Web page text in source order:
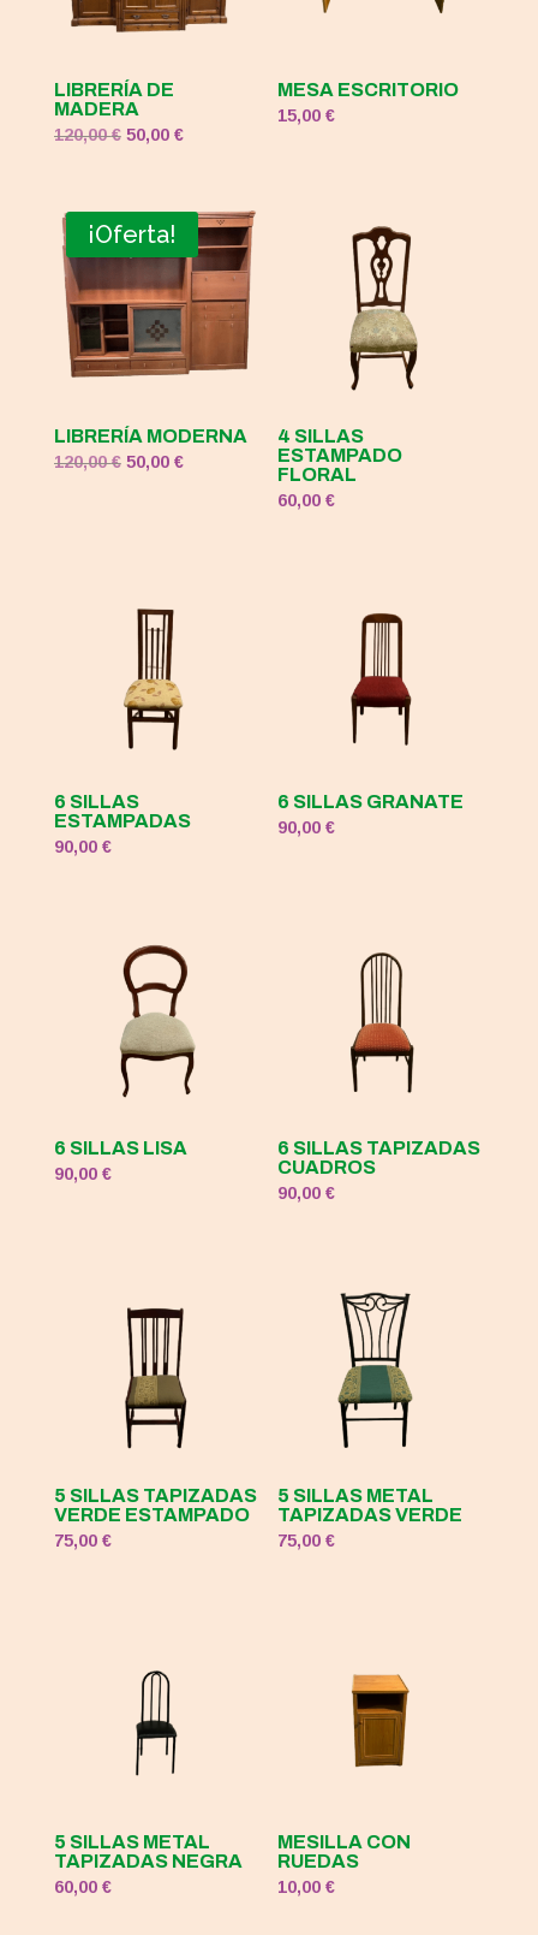
LIBRERÍA DE
MADERA
120,00€ El
era:
120,00 €.
50,00 €El
es:
50,00 €.
MESA ESCRITORIO
15,00€
¡Oferta!
LIBRERÍA MODERNA
120,00€ El
50,00 €El
4 SILLAS
ESTAMPADO
FLORAL
60,00€
6 SILLAS
ESTAMPADAS
90,00 €
6 SILLAS GRANATE
90,00€
6 SILLAS LISA
90,00 €
6 SILLAS TAPIZADAS
CUADROS
90,00€
5 SILLAS TAPIZADAS
VERDE ESTAMPADO
75,00 €
5 SILLAS METAL
TAPIZADAS VERDE
75,00€
5 SILLAS METAL
TAPIZADAS NEGRA
60,00 €
MESILLA CON
RUEDAS
10,00€